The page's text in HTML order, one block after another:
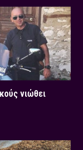
νιώθει